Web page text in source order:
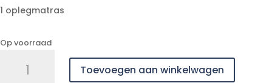
1 oplegmatras
Op voorraad
Toevoegen aan winkelwagen